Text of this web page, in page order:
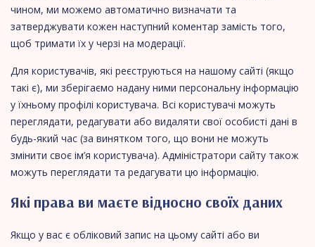
чином, ми можемо автоматично визначати та
затверджувати кожен наступний коментар замість того,
щоб тримати їх у черзі на модерації.
Для користувачів, які реєструються на нашому сайті (якщо
такі є), ми зберігаємо надану ними персональну інформацію
у їхньому профілі користувача. Всі користувачі можуть
переглядати, редагувати або видаляти свої особисті дані в
будь-який час (за винятком того, що вони не можуть
змінити своє ім’я користувача). Адміністратори сайту також
можуть переглядати та редагувати цю інформацію.
Які права ви маєте відносно своїх даних
Якщо у вас є обліковий запис на цьому сайті або ви